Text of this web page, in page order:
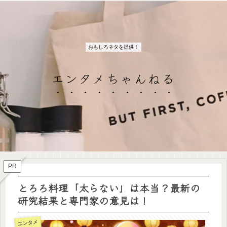
おもしろネタを提供！
エンタメちゃんねる
PR
とろろ料理「太らない」は本当？最新の
研究結果と専門家の意見は！
エンタメ